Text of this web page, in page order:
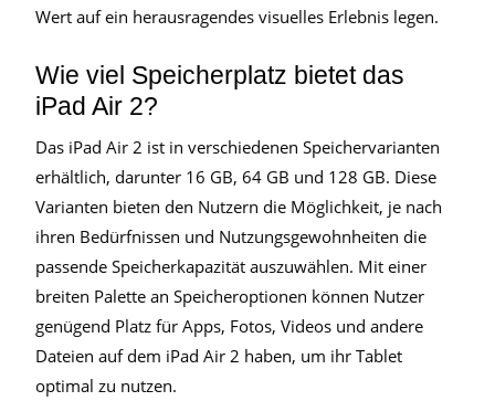
Wert auf ein herausragendes visuelles Erlebnis legen.
Wie viel Speicherplatz bietet das
iPad Air 2?
Das iPad Air 2 ist in verschiedenen Speichervarianten
erhältlich, darunter 16 GB, 64 GB und 128 GB. Diese
Varianten bieten den Nutzern die Möglichkeit, je nach
ihren Bedürfnissen und Nutzungsgewohnheiten die
passende Speicherkapazität auszuwählen. Mit einer
breiten Palette an Speicheroptionen können Nutzer
genügend Platz für Apps, Fotos, Videos und andere
Dateien auf dem iPad Air 2 haben, um ihr Tablet
optimal zu nutzen.